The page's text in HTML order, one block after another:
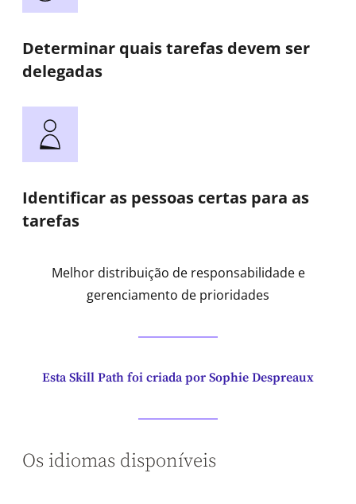
Determinar quais tarefas devem ser
delegadas
Identificar as pessoas certas para as
tarefas
Melhor distribuição de responsabilidade e
gerenciamento de prioridades
Esta Skill Path foi criada por Sophie Despreaux
Os idiomas disponíveis